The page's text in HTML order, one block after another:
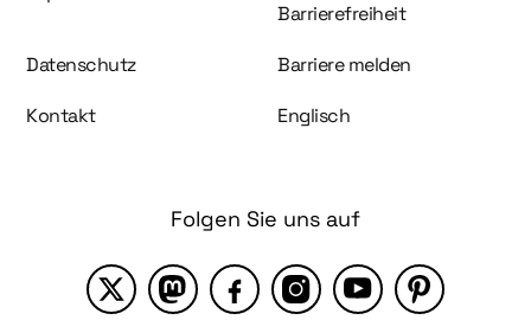
Barrierefreiheit
Datenschutz Barriere melden
Kontakt Englisch
Folgen Sie uns auf